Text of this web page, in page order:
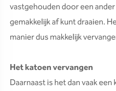
vastgehouden door een
gemakkelijk af kunt draaien.
manier dus makkelijk
Het katoen vervangen
Daarnaast is het dan vaak